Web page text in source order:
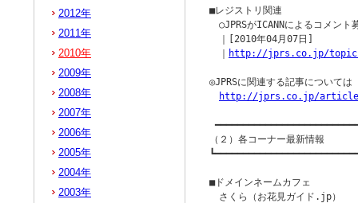
■レジストリ関連
○JPRSがICANNによるコメント
｜[2010年04月07日]
http://jprs.co.jp/
◎JPRSに関連する記事について
http://jprs.co.jp/
（２）各コーナー最新情報
■ドメインネームカフェ
さくら（お花見ガイド.jp）
2012年
2011年
2010年
2009年
2008年
2007年
2006年
2005年
2004年
2003年